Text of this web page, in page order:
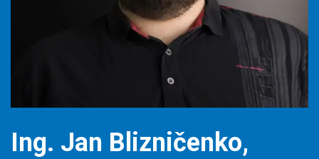
Ing. Jan Blizničenko,